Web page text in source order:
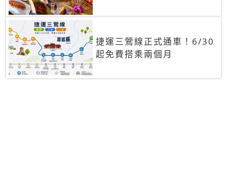
捷運三鶯線正式通車！6/30
起免費搭乘兩個月